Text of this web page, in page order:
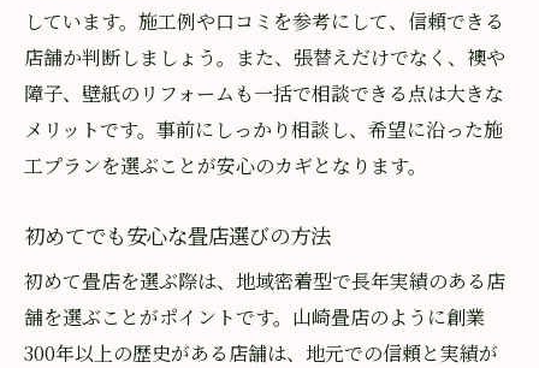
しています。施工例や口コミを参考にして、信頼できる
店舗か判断しましょう。また、張替えだけでなく、襖や
障子、壁紙のリフォームも一括で相談できる点は大きな
メリットです。事前にしっかり相談し、希望に沿った施
工プランを選ぶことが安心のカギとなります。
初めてでも安心な畳店選びの方法
初めて畳店を選ぶ際は、地域密着型で長年実績のある店
舗を選ぶことがポイントです。山崎畳店のように創業
300年以上の歴史がある店舗は、地元での信頼と実績が